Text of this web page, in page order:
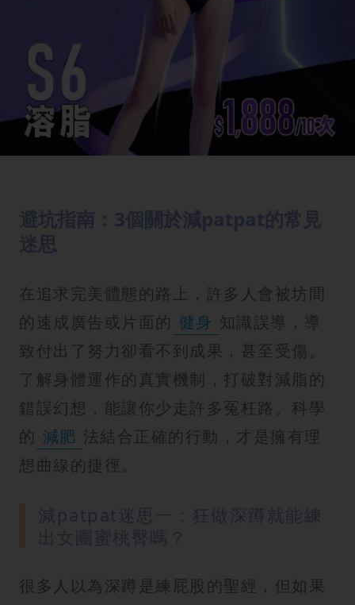
在追求完美體態的路上，許多人會被坊間
的速成廣告或片面的 健身 知識誤導，導
致付出了努力卻看不到成果，甚至受傷。
了解身體運作的真實機制，打破對減脂的
錯誤幻想，能讓你少走許多冤枉路。科學
的 減肥 法結合正確的行動，才是擁有理
想曲線的捷徑。
很多人以為深蹲是練屁股的聖經，但如果